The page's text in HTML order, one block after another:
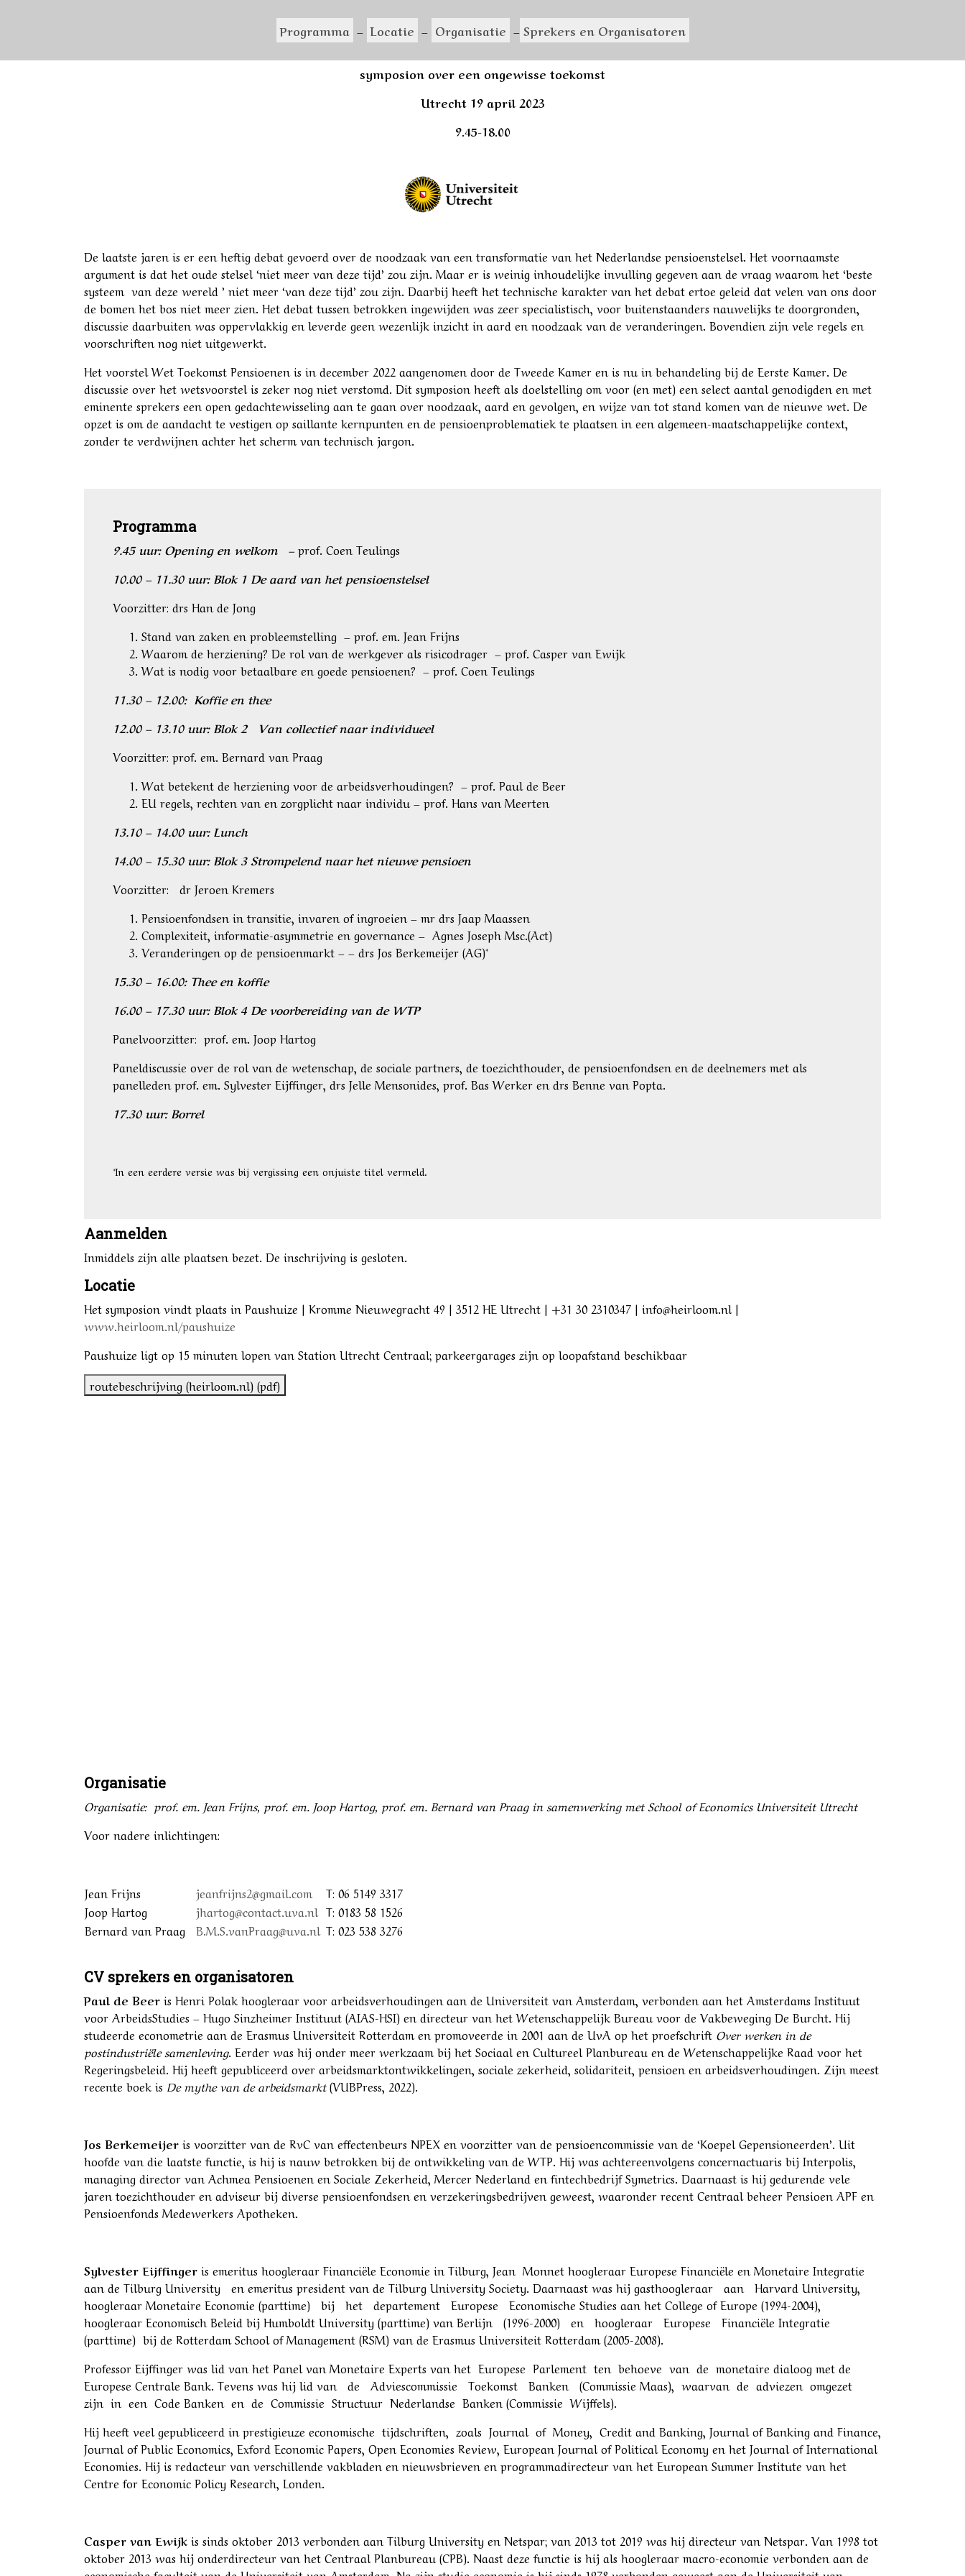
Programma – Locatie – Organisatie – Sprekers en Organisatoren
VAN PENSIOENWET 2006 NAAR WET TOEKOMST PENSIOENEN: EEN SPRONG IN HET DUISTER?
symposion over een ongewisse toekomst
Utrecht 19 april 2023
9.45-18.00
De laatste jaren is er een heftig debat gevoerd over de noodzaak van een transformatie van het Nederlandse pensioenstelsel. Het voornaamste
argument is dat het oude stelsel ‘niet meer van deze tijd’ zou zijn. Maar er is weinig inhoudelijke invulling gegeven aan de vraag waarom het ‘beste
systeem van deze wereld ’ niet meer ‘van deze tijd’ zou zijn. Daarbij heeft het technische karakter van het debat ertoe geleid dat velen van ons door
de bomen het bos niet meer zien. Het debat tussen betrokken ingewijden was zeer specialistisch, voor buitenstaanders nauwelijks te doorgronden,
discussie daarbuiten was oppervlakkig en leverde geen wezenlijk inzicht in aard en noodzaak van de veranderingen. Bovendien zijn vele regels en
voorschriften nog niet uitgewerkt.
Het voorstel Wet Toekomst Pensioenen is in december 2022 aangenomen door de Tweede Kamer en is nu in behandeling bij de Eerste Kamer. De
discussie over het wetsvoorstel is zeker nog niet verstomd. Dit symposion heeft als doelstelling om voor (en met) een select aantal genodigden en met
eminente sprekers een open gedachtewisseling aan te gaan over noodzaak, aard en gevolgen, en wijze van tot stand komen van de nieuwe wet. De
opzet is om de aandacht te vestigen op saillante kernpunten en de pensioenproblematiek te plaatsen in een algemeen-maatschappelijke context,
zonder te verdwijnen achter het scherm van technisch jargon.
Programma
9.45 uur: Opening en welkom– prof. Coen Teulings
10.00 – 11.30 uur: Blok 1 De aard van het pensioenstelsel
Voorzitter: drs Han de Jong
Stand van zaken en probleemstelling – prof. em. Jean Frijns
Waarom de herziening? De rol van de werkgever als risicodrager – prof. Casper van Ewijk
Wat is nodig voor betaalbare en goede pensioenen? – prof. Coen Teulings
11.30 – 12.00: Koffie en thee
12.00 – 13.10 uur: Blok 2 Van collectief naar individueel
Voorzitter: prof. em. Bernard van Praag
Wat betekent de herziening voor de arbeidsverhoudingen? – prof. Paul de Beer
EU regels, rechten van en zorgplicht naar individu – prof. Hans van Meerten
13.10 – 14.00 uur: Lunch
14.00 – 15.30 uur: Blok 3 Strompelend naar het nieuwe pensioen
Voorzitter: dr Jeroen Kremers
Pensioenfondsen in transitie, invaren of ingroeien – mr drs Jaap Maassen
Complexiteit, informatie-asymmetrie en governance – Agnes Joseph Msc.(Act)
Veranderingen op de pensioenmarkt – – drs Jos Berkemeijer (AG)*
15.30 – 16.00: Thee en koffie
16.00 – 17.30 uur: Blok 4 De voorbereiding van de WTP
Panelvoorzitter: prof. em. Joop Hartog
Paneldiscussie over de rol van de wetenschap, de sociale partners, de toezichthouder, de pensioenfondsen en de deelnemers met als
panelleden prof. em. Sylvester Eijffinger, drs Jelle Mensonides, prof. Bas Werker en drs Benne van Popta.
17.30 uur: Borrel
*In een eerdere versie was bij vergissing een onjuiste titel vermeld.
Aanmelden
Inmiddels zijn alle plaatsen bezet. De inschrijving is gesloten.
Locatie
Het symposion vindt plaats in Paushuize | Kromme Nieuwegracht 49 | 3512 HE Utrecht | +31 30 2310347 | info@heirloom.nl |
www.heirloom.nl/paushuize
Paushuize ligt op 15 minuten lopen van Station Utrecht Centraal; parkeergarages zijn op loopafstand beschikbaar
routebeschrijving (heirloom.nl) (pdf)
Organisatie
Organisatie: prof. em. Jean Frijns, prof. em. Joop Hartog, prof. em. Bernard van Praag in samenwerking met School of Economics Universiteit Utrecht
Voor nadere inlichtingen:
Jean Frijns jeanfrijns2@gmail.com
T: 06 5149 3317
Joop Hartog
jhartog@contact.uva.nl T: 0183 58 1526
Bernard van Praag
B.M.S.vanPraag@uva.nl T: 023 538 3276
CV sprekers en organisatoren
Paul de Beer is Henri Polak hoogleraar voor arbeidsverhoudingen aan de Universiteit van Amsterdam, verbonden aan het Amsterdams Instituut
voor ArbeidsStudies – Hugo Sinzheimer Instituut (AIAS-HSI) en directeur van het Wetenschappelijk Bureau voor de Vakbeweging De Burcht. Hij
studeerde econometrie aan de Erasmus Universiteit Rotterdam en promoveerde in 2001 aan de UvA op het proefschrift Over werken in de
postindustriële samenleving. Eerder was hij onder meer werkzaam bij het Sociaal en Cultureel Planbureau en de Wetenschappelijke Raad voor het
Regeringsbeleid. Hij heeft gepubliceerd over arbeidsmarktontwikkelingen, sociale zekerheid, solidariteit, pensioen en arbeidsverhoudingen. Zijn meest
recente boek is De mythe van de arbeidsmarkt(VUBPress, 2022).
Jos Berkemeijer is voorzitter van de RvC van effectenbeurs NPEX en voorzitter van de pensioencommissie van de ‘Koepel Gepensioneerden’. Uit
hoofde van die laatste functie, is hij is nauw betrokken bij de ontwikkeling van de WTP. Hij was achtereenvolgens concernactuaris bij Interpolis,
managing director van Achmea Pensioenen en Sociale Zekerheid, Mercer Nederland en fintechbedrijf Symetrics. Daarnaast is hij gedurende vele
jaren toezichthouder en adviseur bij diverse pensioenfondsen en verzekeringsbedrijven geweest, waaronder recent Centraal beheer Pensioen APF en
Pensioenfonds Medewerkers Apotheken.
Sylvester Eijffinger is emeritus hoogleraar Financiële Economie in Tilburg, Jean Monnet hoogleraar Europese Financiële en Monetaire Integratie
aan de Tilburg University en emeritus president van de Tilburg University Society. Daarnaast was hij gasthoogleraar aan Harvard University,
hoogleraar Monetaire Economie (parttime) bij het departement Europese Economische Studies aan het College of Europe (1994-2004),
hoogleraar Economisch Beleid bij Humboldt University (parttime) van Berlijn (1996-2000) en hoogleraar Europese Financiële Integratie
(parttime) bij de Rotterdam School of Management (RSM) van de Erasmus Universiteit Rotterdam (2005-2008).
Professor Eijffinger was lid van het Panel van Monetaire Experts van het Europese Parlement ten behoeve van de monetaire dialoog met de
Europese Centrale Bank. Tevens was hij lid van de Adviescommissie Toekomst Banken (Commissie Maas), waarvan de adviezen omgezet
zijn in een Code Banken en de Commissie Structuur Nederlandse Banken (Commissie Wijffels).
Hij heeft veel gepubliceerd in prestigieuze economische tijdschriften, zoals Journal of Money, Credit and Banking, Journal of Banking and Finance,
Journal of Public Economics, Exford Economic Papers, Open Economies Review, European Journal of Political Economy en het Journal of International
Economies. Hij is redacteur van verschillende vakbladen en nieuwsbrieven en programmadirecteur van het European Summer Institute van het
Centre for Economic Policy Research, Londen.
Casper van Ewijk is sinds oktober 2013 verbonden aan Tilburg University en Netspar; van 2013 tot 2019 was hij directeur van Netspar. Van 1998 tot
oktober 2013 was hij onderdirecteur van het Centraal Planbureau (CPB). Naast deze functie is hij als hoogleraar macro-economie verbonden aan de